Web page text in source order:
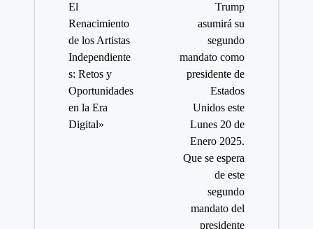
entradas
El
Renacimiento
de los Artistas
Independiente
s: Retos y
Oportunidades
en la Era
Digital»
Trump
asumirá su
segundo
mandato como
presidente de
Estados
Unidos este
Lunes 20 de
Enero 2025.
Que se espera
de este
segundo
mandato del
presidente